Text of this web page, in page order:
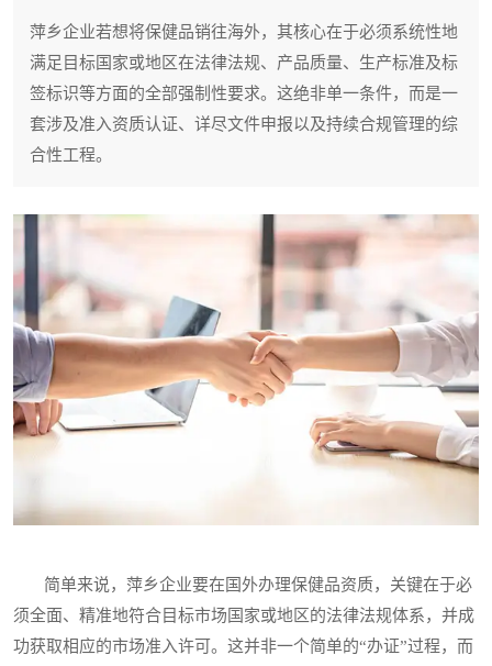
萍乡企业若想将保健品销往海外，其核心在于必须系统性地
满足目标国家或地区在法律法规、产品质量、生产标准及标
签标识等方面的全部强制性要求。这绝非单一条件，而是一
套涉及准入资质认证、详尽文件申报以及持续合规管理的综
合性工程。
简单来说，萍乡企业要在国外办理保健品资质，关键在于必
须全面、精准地符合目标市场国家或地区的法律法规体系，并成
功获取相应的市场准入许可。这并非一个简单的“办证”过程，而